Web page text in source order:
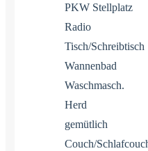
PKW Stellplatz
Radio
Tisch/Schreibtisch
Wannenbad
Waschmasch.
Herd
gemütlich
Couch/